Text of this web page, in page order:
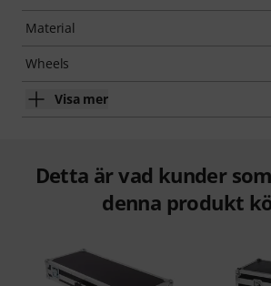
Material
Wheels
Visa mer
Detta är vad kunder
denna produkt